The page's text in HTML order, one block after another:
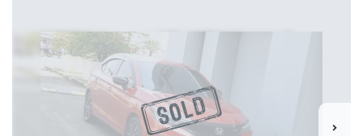
chevron_right